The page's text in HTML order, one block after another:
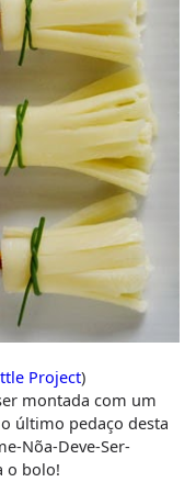
Project)
montada com um
último pedaço desta
Nõa-Deve-Ser-
o bolo!